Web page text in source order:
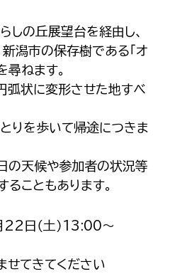
しの丘展望台を経由し、
潟市の保存樹である「オ
尋ねます。
弧状に変形させた地すべ
りを歩いて帰途につきま
の天候や参加者の状況等
ることもあります。
日（土）13:00～
てきてください